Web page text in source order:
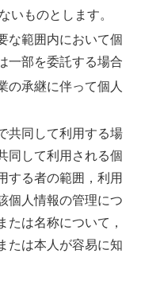
いものとします。
な範囲内において個
一部を委託する場合
の承継に伴って個人
共同して利用する場
同して利用される個
する者の範囲，利用
個人情報の管理につ
たは名称について，
たは本人が容易に知